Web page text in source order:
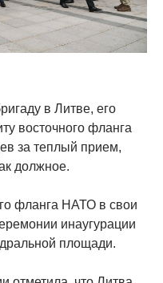
в Литве, его
восточного фланга
за теплый прием,
должное.
фланга НАТО в свои
инаугурации
площади.